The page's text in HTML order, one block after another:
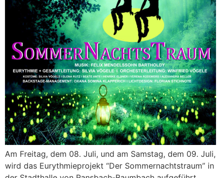
Am Freitag, dem 08. Juli, und am Samstag, dem 09. Juli,
wird das Eurythmieprojekt “Der Sommernachtstraum” in